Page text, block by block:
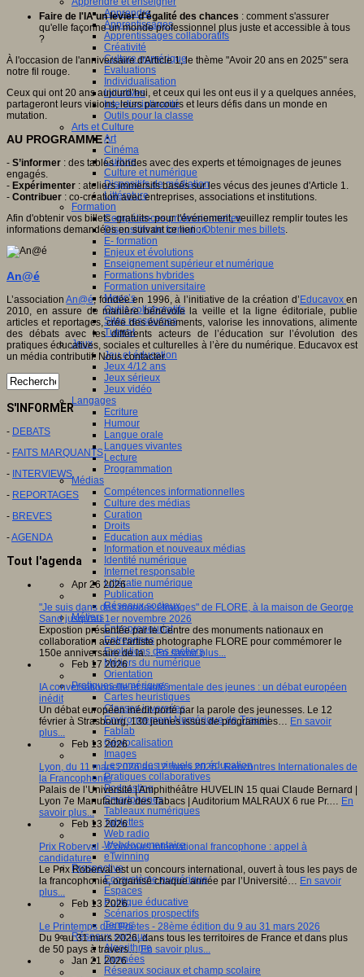
Apprendre
Apprentissages
Apprentissages collaboratifs
Créativité
Culture numérique
Evaluations
Individualisation
Initiatives
Interdisciplinarité
Outils pour la classe
Arts et Culture
Art
Cinéma
Culture
Culture et numérique
Dispositifs de médiation
Littérature
Formation
Compétences professionnelles
Dispositifs de formation
E- formation
Enjeux et évolutions
Enseignement supérieur et numérique
Formations hybrides
Formation universitaire
Mooc’s
Outils collaboratifs
Sites ressources
Tutorat
Jeux
Jeu et éducation
Jeux 4/12 ans
Jeux sérieux
Jeux vidéo
Langages
Ecriture
Humour
Langue orale
Langues vivantes
Lecture
Programmation
Médias
Compétences informationnelles
Culture des médias
Curation
Droits
Education aux médias
Information et nouveaux médias
Identité numérique
Internet responsable
Littératie numérique
Publication
Réseaux sociaux
Métiers
Entrepreneuriat
Entreprises
Evolutions des métiers
Métiers du numérique
Orientation
Pratiques numériques
Cartes heuristiques
Classes inversées
Environnement Numérique de Travail
Fablab
Géolocalisation
Images
Les mondes virtuels en éducation
Pratiques collaboratives
Podcasting
Smartphones
Tableaux numériques
Tablettes
Web radio
Webdocumentaire
eTwinning
Prospective
Ecosystème numérique
Espaces
Politique éducative
Scénarios prospectifs
Temps
Réseaux sociaux
Algorithme
Données
Réseaux sociaux et champ scolaire
Faire de l'IA un levier d'égalité des chances : comment s'assurer
qu'elle façonne un monde professionnel plus juste et accessible à tous
?
À l'occasion de l'anniversaire d'Article 1, le thème "Avoir 20 ans en 2025" sera
notre fil rouge.
Ceux qui ont 20 ans aujourd’hui, et ceux qui les ont eus il y a quelques années,
partageront leurs visions, leurs parcours et leurs défis dans un monde en
mutation.
AU PROGRAMME :
- S’informer : des tables rondes avec des experts et témoignages de jeunes
engagés.
- Expérimenter : ateliers immersifs basés sur les vécus des jeunes d'Article 1.
- Contribuer : co-création avec entreprises, associations et institutions.
Afin d'obtenir vos billets -gratuits- pour l'événement, veuillez remplir toutes les
informations demandées en suivant ce lien :Obtenir mes billets.
An@é
L’associationAn@é, fondée en 1996, à l’initiative de la création d’ Educavoxen
2010, en assure de manière bénévole la veille et la ligne éditoriale, publie
articles et reportages, crée des événements, valorise les innovations, alimente
des débats avec les différents acteurs de l’éducation sur l’évolution des
pratiques éducatives, sociales et culturelles à l’ère du numérique. Educavox est
un média contributif. Nous contacter.
S'INFORMER
- DEBATS
- FAITS MARQUANTS
- INTERVIEWS
- REPORTAGES
- BREVES
-AGENDA
Tout l'agenda
Apr 26 2026
"Je suis dans des mondes étranges" de FLORE, à la maison de George
Sand jusqu'au 1er novembre 2026
Expostion présentée par le Centre des monuments nationaux en
collaboration avec l'artiste photographe FLORE pour commémorer le
150e anniversaire de la…En savoir plus...
Feb 17 2026
IA conversationnelle et santé mentale des jeunes : un débat européen
inédit
Un débat européen inédit porté par la parole des jeunesses. Le 12
février à Strasbourg, 130 jeunes issus de programmes… En savoir
plus...
Feb 13 2026
Lyon, du 11 mars 2026 au 12 mars 2026 : Rencontres Internationales de
la Francophonie
Palais de l’Université | Amphithéâtre HUVELIN 15 quai Claude Bernard |
Lyon 7e Manufacture des Tabacs | Auditorium MALRAUX 6 rue Pr.… En
savoir plus...
Feb 13 2026
Prix Roberval - Concours international francophone : appel à
candidature
Le Prix Roberval est un concours international, ouvert à tous les pays de
la francophonie, organisé chaque année par l’Université… En savoir
plus...
Feb 13 2026
Le Printemps des Poètes - 28ème édition du 9 au 31 mars 2026
Du 9 au 31 mars 2026, dans tous les territoires de France et dans plus
de 50 pays à travers…En savoir plus...
Jan 21 2026